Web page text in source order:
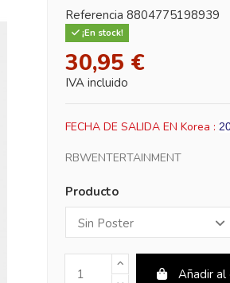
Referencia 8804775198939
¡En stock!
30,95 €
IVA incluido
FECHA DE SALIDA EN Korea :
RBWENTERTAINMENT
Producto
Añadir al